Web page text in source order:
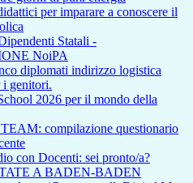
per imparare a conoscere il
Statali -
NoiPA
diplomati indirizzo logistica
i genitori.
2026 per il mondo della
compilazione questionario
con Docenti: sei pronto/a?
A BADEN-BADEN